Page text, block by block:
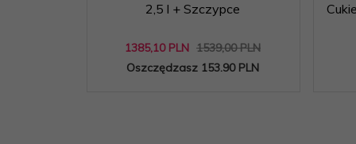
2,5 l + Szczypce
1385,10 PLN 1539,00 PLN
Oszczędzasz 153.90 PLN